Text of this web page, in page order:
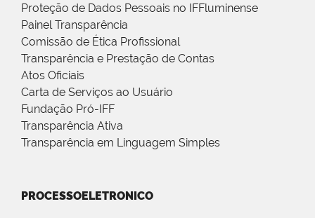
Proteção de Dados Pessoais no IFFluminense
Painel Transparência
Comissão de Ética Profissional
Transparência e Prestação de Contas
Atos Oficiais
Carta de Serviços ao Usuário
Fundação Pró-IFF
Transparência Ativa
Transparência em Linguagem Simples
PROCESSOELETRONICO